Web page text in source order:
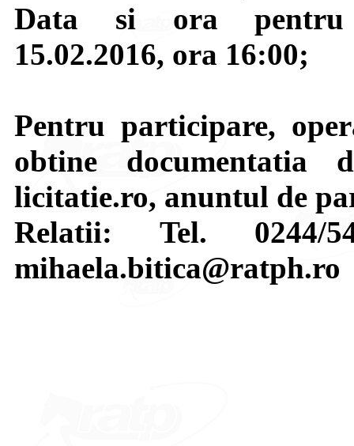
Data si ora pentru
15.02.2016, ora 16:00;
Pentru participare,
obtine documentatia
licitatie.ro, anuntul de
Relatii: Tel. 0244/
mihaela.bitica@ratph.ro